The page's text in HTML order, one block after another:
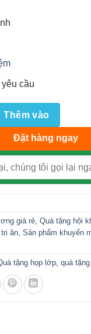
cầu
Thêm vào
Đặt hàng ngay
giá rẻ, Quà tặng hội
ân, Sản phẩm khuyến
tặng họp lớp, quà